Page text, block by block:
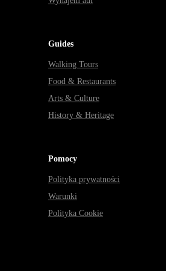
Guides
Walking Tours
Food & Restaurants
Arts & Culture
History & Heritage
Pomocy
Polityka prywatności
Warunki
Polityka Cookie